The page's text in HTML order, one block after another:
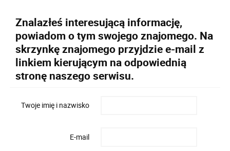
Znalazłeś interesującą informację,
powiadom o tym swojego znajomego. Na
skrzynkę znajomego przyjdzie e-mail z
linkiem kierującym na odpowiednią
stronę naszego serwisu.
Twoje imię i nazwisko
E-mail